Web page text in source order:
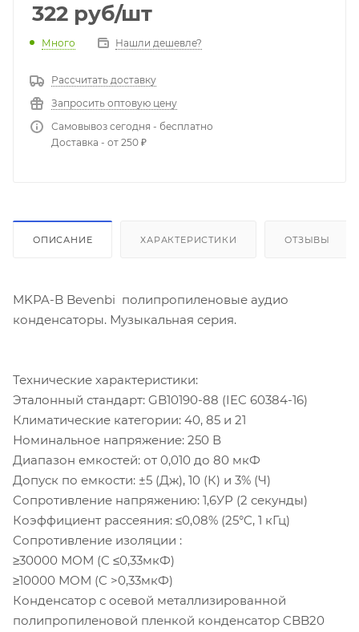
322 руб/шт
Много Нашли дешевле?
Рассчитать доставку
Запросить оптовую цену
Самовывоз сегодня - бесплатно
Доставка - от 250 ₽
ОПИСАНИЕ ХАРАКТЕРИСТИКИ ОТЗЫВЫ
MKPA-B Bevenbi полипропиленовые аудио
конденсаторы. Музыкальная серия.
Технические характеристики:
Эталонный стандарт: GB10190-88 (IEC 60384-16)
Климатические категории: 40, 85 и 21
Номинальное напряжение: 250 В
Диапазон емкостей: от 0,010 до 80 мкФ
Допуск по емкости: ±5 (Дж), 10 (К) и 3% (Ч)
Сопротивление напряжению: 1,6УР (2 секунды)
Коэффициент рассеяния: ≤0,08% (25°C, 1 кГц)
Сопротивление изоляции :
≥30000 МОМ (C ≤0,33мкФ)
≥10000 МОМ (C >0,33мкФ)
Конденсатор с осевой металлизированной
полипропиленовой пленкой конденсатор CBB20